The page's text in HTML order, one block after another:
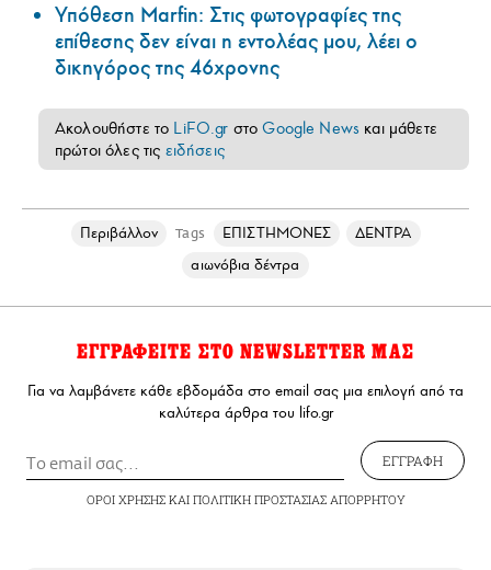
Υπόθεση Marfin: Στις φωτογραφίες της
επίθεσης δεν είναι η εντολέας μου, λέει ο
δικηγόρος της 46χρονης
Ακολουθήστε το LiFO.gr στοGoogle News και μάθετε
πρώτοι όλες τις ειδήσεις
Περιβάλλον Tags ΕΠΙΣΤΗΜΟΝΕΣ
ΔΕΝΤΡΑ
αιωνόβια δέντρα
ΕΓΓΡΑΦΕΙΤΕ ΣΤΟ NEWSLETTER ΜΑΣ
Για να λαμβάνετε κάθε εβδομάδα στο email σας μια επιλογή από τα
καλύτερα άρθρα του lifo.gr
ΕΓΓΡΑΦΗ
ΟΡΟΙ ΧΡΗΣΗΣΚΑΙ ΠΟΛΙΤΙΚΗ ΠΡΟΣΤΑΣΙΑΣ ΑΠΟΡΡΗΤΟΥ